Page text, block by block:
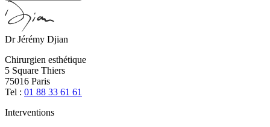
Dr Jérémy Djian
Chirurgien esthétique
5 Square Thiers
75016 Paris
Tel : 01 88 33 61 61
Interventions